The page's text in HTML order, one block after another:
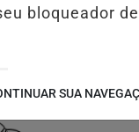
60 CASAS A
bloqueador
SUA